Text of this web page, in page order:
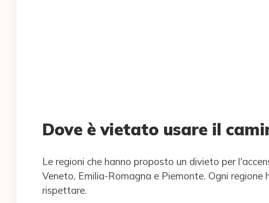
Dove è vietato usare il
Le regioni che hanno proposto un divieto per
Veneto, Emilia-Romagna e Piemonte. Ogni regione
rispettare.